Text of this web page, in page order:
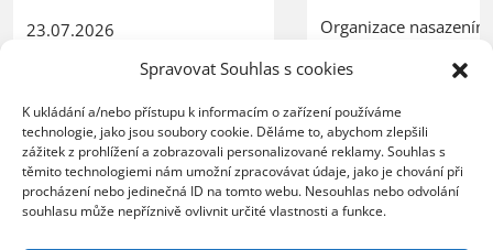
Spravovat Souhlas s cookies
K ukládání a/nebo přístupu k informacím o zařízení používáme
technologie, jako jsou soubory cookie. Děláme to, abychom zlepšili
zážitek z prohlížení a zobrazovali personalizované reklamy. Souhlas s
těmito technologiemi nám umožní zpracovávat údaje, jako je chování při
procházení nebo jedinečná ID na tomto webu. Nesouhlas nebo odvolání
souhlasu může nepříznivě ovlivnit určité vlastnosti a funkce.
23.07.2026
Poskytovatel MSP služeb
zákazníků bez nutnosti
rozšiřování IT personálu
PRAHA, 23. července 2026 –
ZEBRA SYSTEMS, distributor
řešení N-able na českém a
Organizace
lepší kontrolu nad
provozem, vyšší
hrozbami a spolehlivý
pro vzdálenou práci
zaměstnanců PRAHA,
července 2026 –
GFI Software,
oblasti bezpeč ...